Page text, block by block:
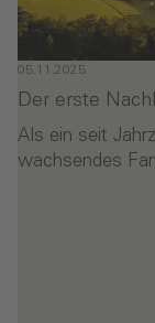
05.11.2025
Der erste
Als ein seit
wachsendes